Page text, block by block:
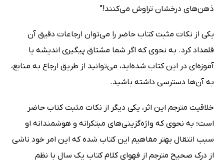
ذهن‌های درخشان تراوش می‌کنند!"
یکی از نکات مثبت کتاب حاضر را می‌توان ارجاعات دقیق آن
قلمداد کرد. به نحوی که اگر شما مشتاق پیگیری اندیشه یا
آموزه‌ای در این کتاب شده‌اید، می‌توانید از طریق ارجاع به منابع،
به آن‌ها دسترسی داشته باشید.
خلاقیت مترجم این اثر، یکی دیگر از نکات مثبت کتاب حاضر
است؛ به نحوی که واژه‌گزینی‌های مبتکرانه و هوشمندانه او
سبب انتقال بهتر مفاهیم این کتاب شده که این امر خود ناشی
از درک صحیح مترجم از فهوای کلام کتاب یک سال با نظم